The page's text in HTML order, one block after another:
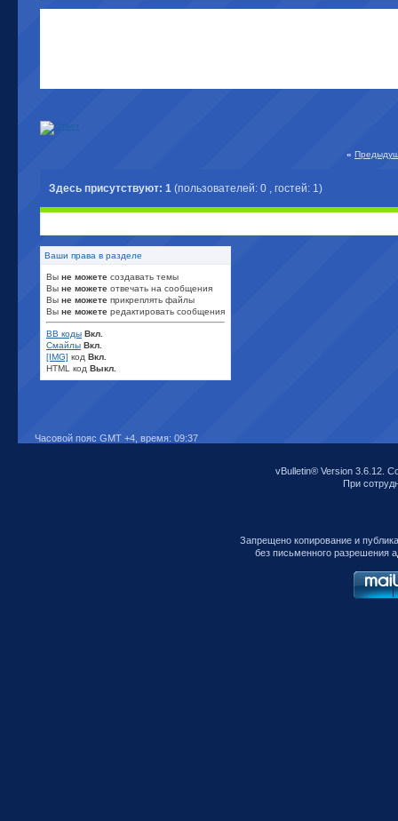
«
Здесь присутствуют: 1 (пользователей: 0 , гостей: 1)
Ваши права в разделе
Вы не можете создавать темы
Вы не можете отвечать на сообщения
Вы не можете прикреплять файлы
Вы не можете редактировать сообщения
BB коды Вкл.
Смайлы Вкл.
[IMG] код Вкл.
HTML код Выкл.
Часовой пояс GMT +4, время: 09:37
vBulletin® Version 3.6.12.
При
Запрещено копирование и
без письменного разрешения